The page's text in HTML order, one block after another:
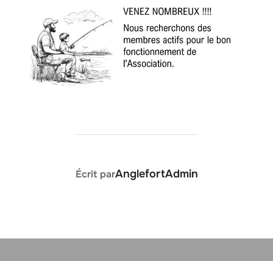
AUTEUR DE LA PUBLICATION
Écrit parAnglefortAdmin